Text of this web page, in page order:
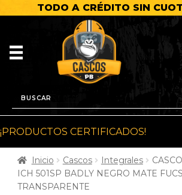
TODO A CRÉDITO SIN
¡PRODUCTOS CERTIFICADOS!
Inicio Cascos Integrales
ICH 501SP BADLY NEGRO MATE
TRANSPARENTE